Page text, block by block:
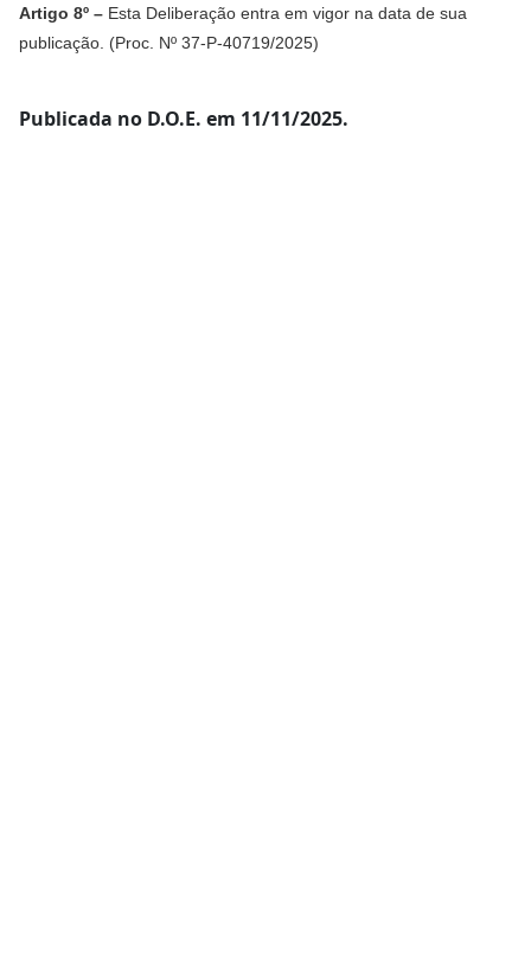
Artigo 8º – Esta Deliberação entra em vigor na data de sua
publicação. (Proc. Nº 37-P-40719/2025)
Publicada no D.O.E. em 11/11/2025.